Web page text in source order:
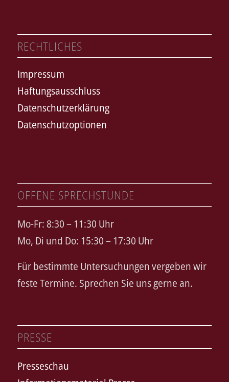
RECHTLICHES
Impressum
Haftungsausschluss
Datenschutzerklärung
Datenschutzoptionen
OFFENE SPRECHSTUNDE
Mo-Fr: 8:30 – 11:30 Uhr
Mo, Di und Do: 15:30 – 17:30 Uhr
Für bestimmte Untersuchungen vergeben wir
feste Termine. Sprechen Sie uns gerne an.
PRESSE
Presseschau